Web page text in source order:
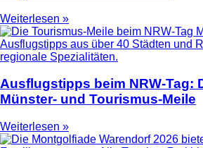
Weiterlesen »
Ausflugstipps beim NRW-Tag:
Münster- und Tourismus-Meile
Weiterlesen »